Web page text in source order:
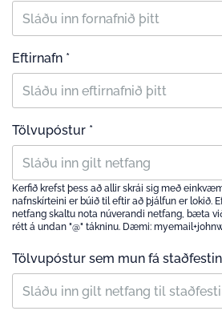
Eftirnafn *
Tölvupóstur *
Kerfið krefst þess að allir skrái sig með
nafnskírteini er búið til eftir að þjálfun er lokið.
netfang skaltu nota núverandi netfang, bæta
rétt á undan "@" tákninu. Dæmi:
Tölvupóstur sem mun fá